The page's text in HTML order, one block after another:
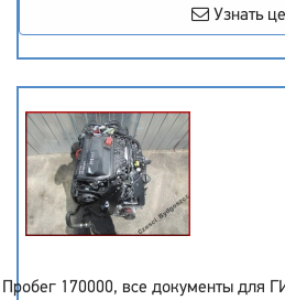
Узнать
Пробег 170000, все документы